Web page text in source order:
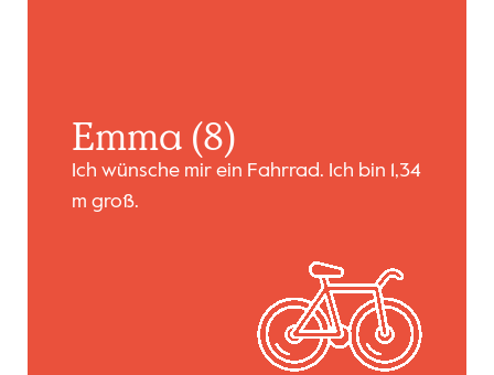
Emma (8)
Ich wünsche mir ein Fahrrad. Ich bin 1,34
m groß.